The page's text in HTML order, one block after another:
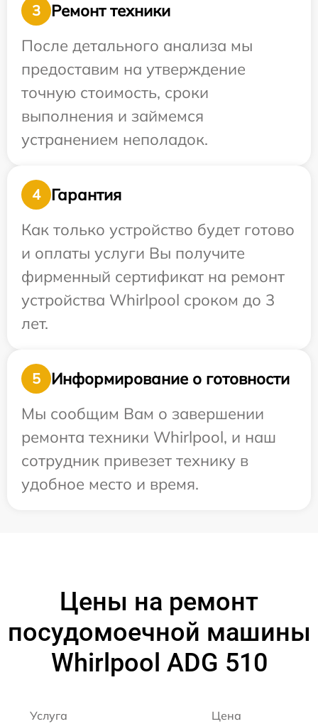
3
Ремонт техники
После детального анализа мы
предоставим на утверждение
точную стоимость, сроки
выполнения и займемся
устранением неполадок.
4
Гарантия
Как только устройство будет готово
и оплаты услуги Вы получите
фирменный сертификат на ремонт
устройства Whirlpool сроком до 3
лет.
5
Информирование о готовности
Мы сообщим Вам о завершении
ремонта техники Whirlpool, и наш
сотрудник привезет технику в
удобное место и время.
Цены на ремонт
посудомоечной машины
Whirlpool ADG 510
Услуга Цена